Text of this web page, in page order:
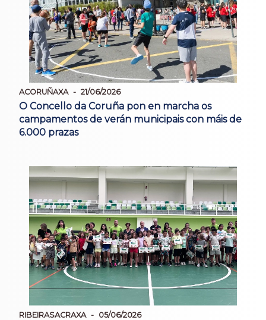
ACORUÑAXA 21/06/2026
O Concello da Coruña pon en marcha os
campamentos de verán municipais con máis de
6.000 prazas
RIBEIRASACRAXA 05/06/2026